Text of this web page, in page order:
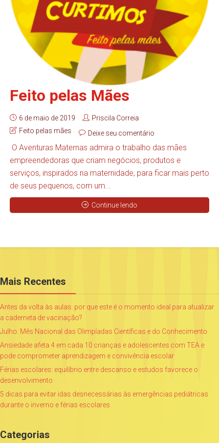
Feito pelas Mães
6 de maio de 2019
Priscila Correia
Feito pelas mães
Deixe seu comentário
O Aventuras Maternas admira o trabalho das mães
empreendedoras que criam negócios, produtos e
serviços, inspirados na maternidade, para ficar mais perto
de seus pequenos, com um...
Continue lendo
Mais Recentes
Antes da volta às aulas: por que este é o momento ideal para atualizar
a caderneta de vacinação?
Julho: Mês Nacional das Olimpíadas Científicas e do Conhecimento
Ansiedade afeta 4 em cada 10 crianças e adolescentes com TEA e
pode comprometer aprendizagem e convivência escolar
Férias escolares: equilíbrio entre descanso e estudos favorece o
desenvolvimento
5 dicas para evitar idas desnecessárias às emergências pediátricas
durante o inverno e férias escolares
Categorias